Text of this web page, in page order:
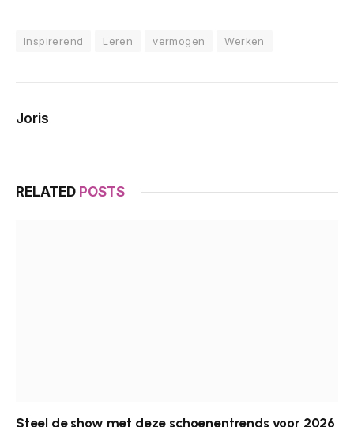
Inspirerend Leren vermogen Werken
Joris
RELATED POSTS
Steel de show met deze schoenentrends voor 2026